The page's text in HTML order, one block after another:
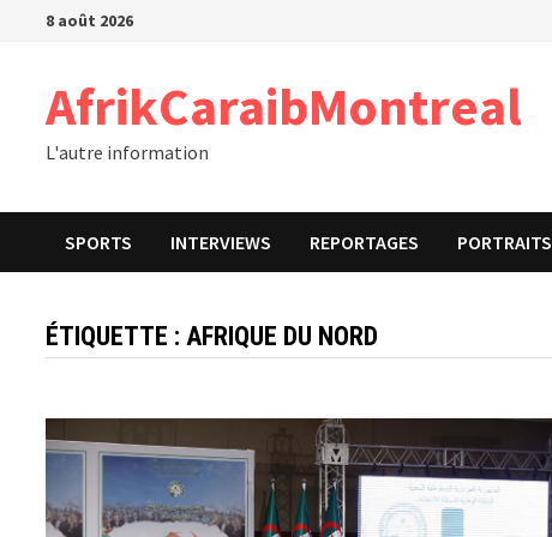
Passer8 août 2026
AfrikCaraibMontreal
L'autre information
SPORTS INTERVIEWS REPORTAGES PORTRAITS
ÉTIQUETTE :AFRIQUE DU NORD